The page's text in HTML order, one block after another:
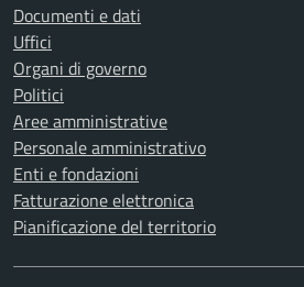
Documenti e dati
Uffici
Organi di governo
Politici
Aree amministrative
Personale amministrativo
Enti e fondazioni
Fatturazione elettronica
Pianificazione del territorio